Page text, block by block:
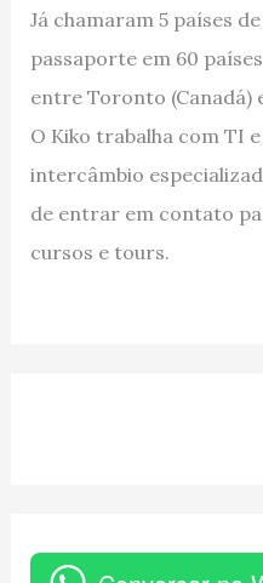
Já chamaram 5 países
passaporte em 60
entre Toronto (Canadá)
O Kiko trabalha com TI
intercâmbio
de entrar em contato
cursos e tours.